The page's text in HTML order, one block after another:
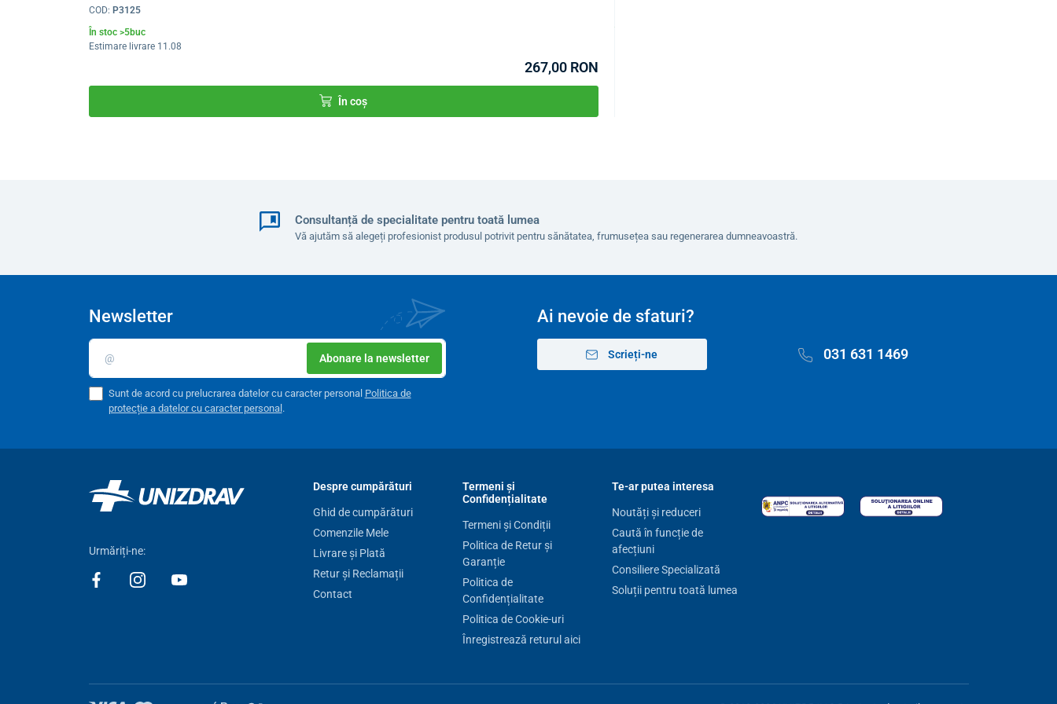
Tensiune
Flux de aer 3 - 8 m3/ h
Dimensiunile per total 105 x 135 x 145 mm
max. 0,6 kg
8-10 ore pe zi
COD: P3125
În stoc >5buc
Estimare livrare 11.08
267,00 RON
În coș
Consultanță de specialitate pentru toată lumea
Vă ajutăm să alegeți profesionist produsul potrivit pentru sănătatea, frumusețea sau regenerarea dumneavoastră.
Ai nevoie de sfaturi?
Scrieți-ne 031 631 1469
Newsletter
Abonare la newsletter
Sunt de acord cu prelucrarea datelor cu caracter personal Politica de
protecție a datelor cu caracter personal .
Urmăriți-ne:
Despre cumpărături
Ghid de cumpărături
Comenzile Mele
Livrare și Plată
Retur și Reclamații
Contact
Termeni și
Confidențialitate
Termeni și Condiții
Politica de Retur și
Garanție
Politica de
Confidențialitate
Politica de Cookie-uri
Înregistrează returul aici
Te-ar putea interesa
Noutăți și reduceri
Caută în funcție de
afecțiuni
Consiliere Specializată
Soluții pentru toată lumea